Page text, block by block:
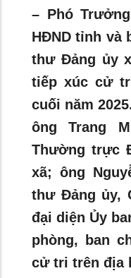
– Phó
HĐND tỉnh và
thư Đảng ủy
tiếp xúc cử
cuối năm
ông Trang
Thường trực
xã; ông
thư Đảng ủy,
đại diện Ủy
phòng, ban
cử tri trên địa